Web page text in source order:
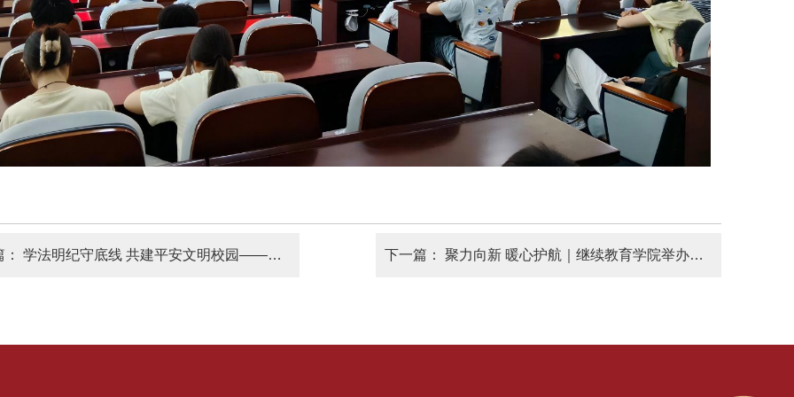
：学法明纪守底线 共建平安文明校园——公共基础学院开展普法讲座 下一篇：聚力向新 暖心护航｜继续教育学院举办期末校友微见面会活动